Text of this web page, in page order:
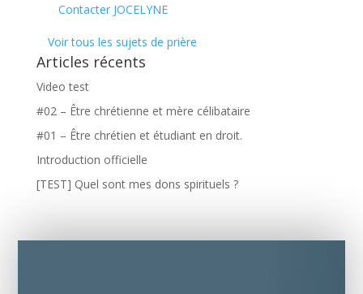
Contacter JOCELYNE
Voir tous les sujets de prière
Articles récents
Video test
#02 – Être chrétienne et mère célibataire
#01 – Être chrétien et étudiant en droit.
Introduction officielle
[TEST] Quel sont mes dons spirituels ?